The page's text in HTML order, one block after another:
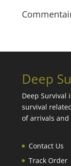
Deep
Deep Survival
survival
of arrivals and
Contact Us
Track Order